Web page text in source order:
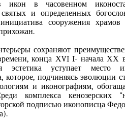
икон в часовенном
и определенных
сооружения
сохраняют
конца ХVI I- начала ХХ
эстетика уступает место
которое, подчиняясь эволюции
и иконографиям,
комплекса кенозерских
подписью иконописца